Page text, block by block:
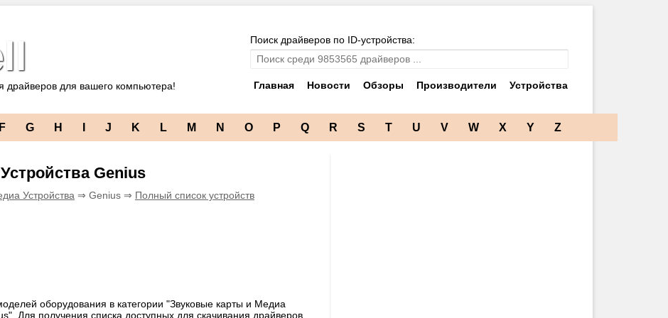
драйверов для вашего компьютера!
Поиск драйверов по ID-устройства:
Главная Новости Обзоры Производители Устройства
F G H J K L M N O P Q R S T U V W X Y Z
Genius
Устройства ⇒ Genius ⇒ Полный список устройств
оборудования в категории "Звуковые карты и Медиа
Для получения списка доступных для скачивания драйверов,